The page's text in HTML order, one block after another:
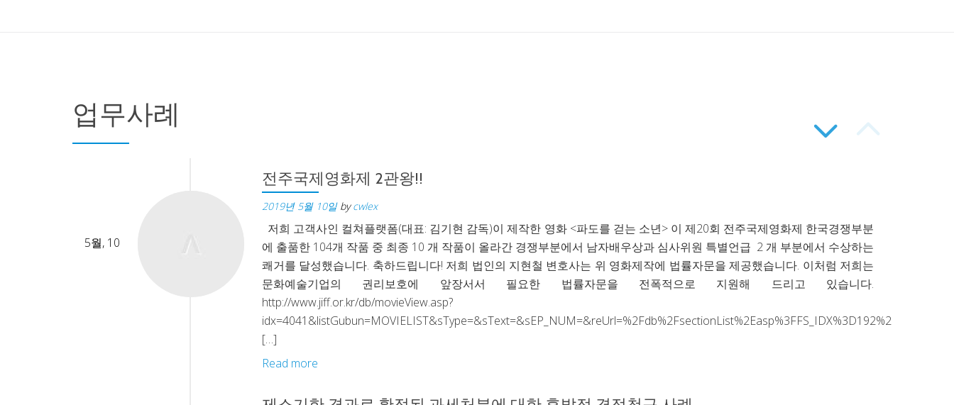
업무사례
5월, 10
전주국제영화제 2관왕!!
2019년 5월 10일 bycwlex
저희 고객사인 컬쳐플랫폼(대표: 김기현 감독)이 제작한 영화 <파도를 걷는 소년> 이 제20회 전주국제영화제 한국경쟁부분
에 출품한 104개 작품 중 최종 10 개 작품이 올라간 경쟁부분에서 남자배우상과 심사위원 특별언급 2 개 부분에서 수상하는
쾌거를 달성했습니다. 축하드립니다! 저희 법인의 지현철 변호사는 위 영화제작에 법률자문을 제공했습니다. 이처럼 저희는
문화예술기업의 권리보호에 앞장서서 필요한 법률자문을 전폭적으로 지원해 드리고 있습니다.
http://www.jiff.or.kr/db/movieView.asp?
[…]
Read more
국